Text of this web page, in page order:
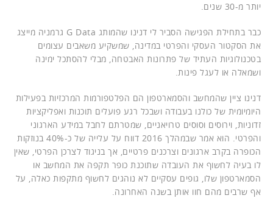
יותר מ-30 שנים.
כבר בתחילת הפגישה הסביר לי דנינו שהמותג G Data גרמניה מייצג
את הסקטור העסקי והפרטי במדינה, שמשקיע משאבים עצומים
בטכנולוגיות העתיד של פתרונות האבטחה, מבלי להסתכל ימינה
ושמאלה או לעגל פינות.
דנינו ציין שהמחשב והסמארטפון הם הפלטפורמות המרכזיות בפעילות
היומיומית של כולנו בעבודה ושבכל רגע פועלים תוכנות ואפליקציות
זדוניות, וירוסים וסוסים טרויאניים, שמטרתם לחבל במידע הארגוני
והפרטי. הוא אמר שבמהלך 2016 דווח על עלייה של כ-40% בנוזקות
הכופרה בקרב ארגונים וצרכנים פרטיים, אך בניגוד לצרכן הפרטי, שאין
לו בעיה לחשוף את העובדה שתוכנת כופר תקפה את המחשב או
הסמארטפון שלו, גופים עסקיים לא נוהגים לחשוף מתקפות כאלה, על
אף שרבים מהם חוו אותן בשנה האחרונה.